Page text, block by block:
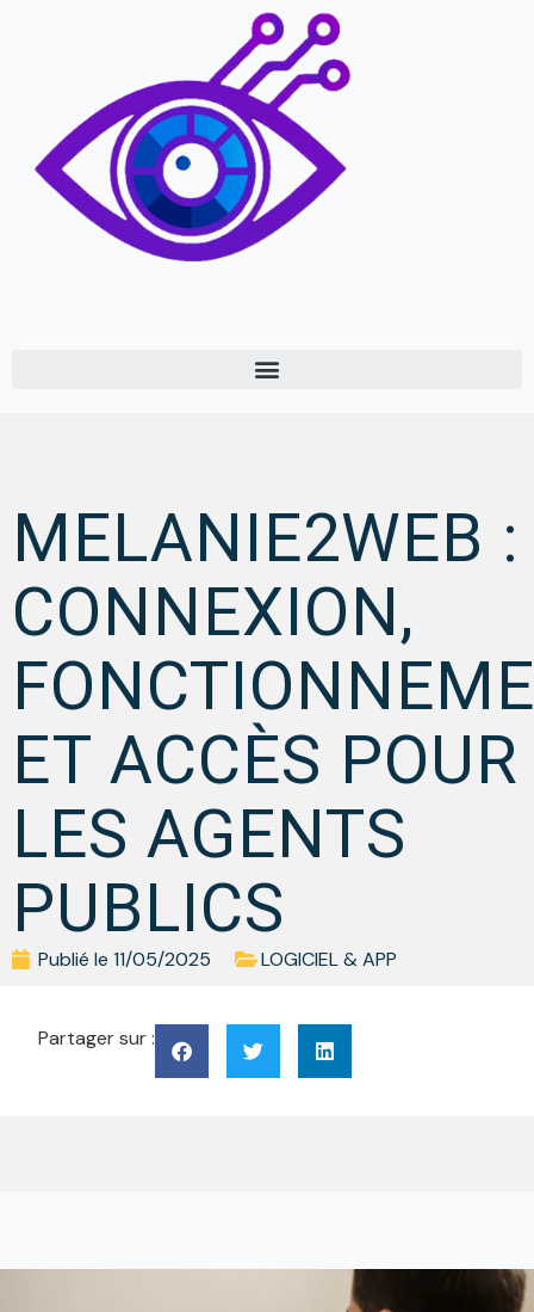
MELANIE2WEB :
CONNEXION,
ET ACCÈS POUR
LES AGENTS
PUBLICS
Publié le 11/05/2025 LOGICIEL & APP
Partager sur :